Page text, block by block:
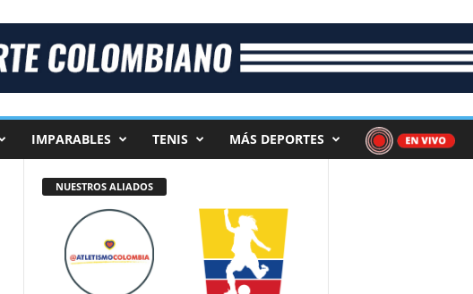
IMPARABLES TENIS MÁS DEPORTES
NUESTROS ALIADOS